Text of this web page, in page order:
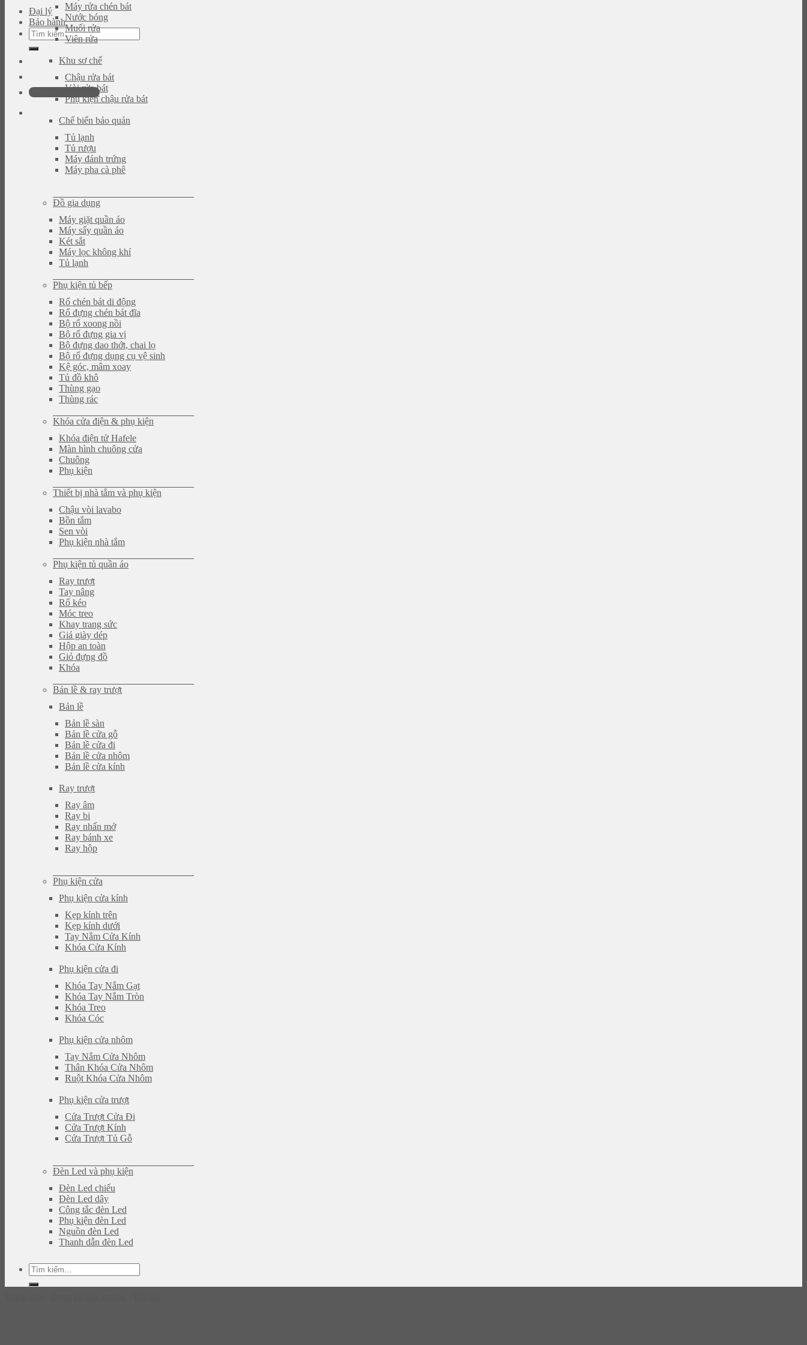
Đại lý
Bảo hành
Tìm
kiếm:
0946.480.580
Máy rửa chén bát
Nước bóng
Muối rửa
Viên rửa
Khu sơ chế
Chậu rửa bát
Vòi rửa bát
Phụ kiện chậu rửa bát
Chế biến bảo quản
Tủ lạnh
Tủ rượu
Máy đánh trứng
Máy pha cà phê
Đồ gia dụng
Máy giặt quần áo
Máy sấy quần áo
Két sắt
Máy lọc không khí
Tủ lạnh
Phụ kiện tủ bếp
Rổ chén bát di động
Rổ đựng chén bát đĩa
Bộ rổ xoong nồi
Bộ rổ đựng gia vị
Bộ đựng dao thớt, chai lọ
Bộ rổ đựng dụng cụ vệ sinh
Kệ góc, mâm xoay
Tủ đồ khô
Thùng gạo
Thùng rác
Khóa cửa điện & phụ kiện
Khóa điện tử Hafele
Màn hình chuông cửa
Chuông
Phụ kiện
Thiết bị nhà tắm và phụ kiện
Chậu vòi lavabo
Bồn tắm
Sen vòi
Phụ kiện nhà tắm
Phụ kiện tủ quần áo
Ray trượt
Tay nâng
Rổ kéo
Móc treo
Khay trang sức
Giá giày dép
Hộp an toàn
Giỏ đựng đồ
Khóa
Bản lề & ray trượt
Bản lề
Bản lề sàn
Bản lề cửa gỗ
Bản lề cửa đi
Bản lề cửa nhôm
Bản lề cửa kính
Ray trượt
Ray âm
Ray bi
Ray nhấn mở
Ray bánh xe
Ray hộp
Phụ kiện cửa
Phụ kiện cửa kính
Kẹp kính trên
Kẹp kính dưới
Tay Nắm Cửa Kính
Khóa Cửa Kính
Phụ kiện cửa đi
Khóa Tay Nắm Gạt
Khóa Tay Nắm Tròn
Khóa Treo
Khóa Cóc
Phụ kiện cửa nhôm
Tay Nắm Cửa Nhôm
Thân Khóa Cửa Nhôm
Ruột Khóa Cửa Nhôm
Phụ kiện cửa trượt
Cửa Trượt Cửa Đi
Cửa Trượt Kính
Cửa Trượt Tủ Gỗ
Đèn Led và phụ kiện
Đèn Led chiếu
Đèn Led dây
Công tắc đèn Led
Phụ kiện đèn Led
Nguồn đèn Led
Thanh dẫn đèn Led
Tìm
kiếm: